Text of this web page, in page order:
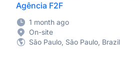
Agência F2F
1 month ago
On-site
São Paulo, São Paulo, Brazil